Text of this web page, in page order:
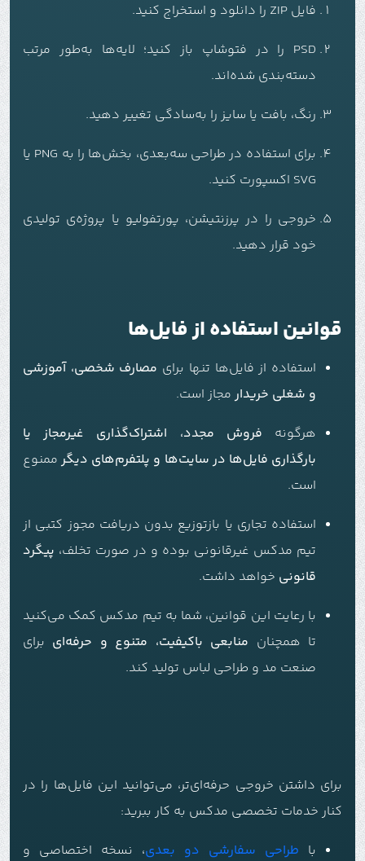
فایل ZIP را دانلود و استخراج کنید.
PSD را در فتوشاپ باز کنید؛ لایه‌ها به‌طور مرتب
دسته‌بندی شده‌اند.
رنگ، بافت یا سایز را به‌سادگی تغییر دهید.
برای استفاده در طراحی سه‌بعدی، بخش‌ها را به PNG یا
SVG اکسپورت کنید.
خروجی را در پرزنتیشن، پورتفولیو یا پروژه‌ی تولیدی
خود قرار دهید.
قوانین استفاده از فایل‌ها
استفاده از فایل‌ها تنها برای مصارف شخصی، آموزشی
و شغلی خریدار مجاز است.
هرگونه فروش مجدد، اشتراک‌گذاری غیرمجاز یا
بارگذاری فایل‌ها در سایت‌ها و پلتفرم‌های دیگرممنوع
است.
استفاده تجاری یا بازتوزیع بدون دریافت مجوز کتبی از
تیم مدکس غیرقانونی بوده و در صورت تخلف، پیگرد
قانونی خواهد داشت.
با رعایت این قوانین، شما به تیم مدکس کمک می‌کنید
تا همچنان منابعی باکیفیت، متنوع و حرفه‌ای برای
صنعت مد و طراحی لباس تولید کند.
برای داشتن خروجی حرفه‌ای‌تر، می‌توانید این فایل‌ها را در
کنار خدمات تخصصی مدکس به کار ببرید:
با طراحی سفارشی دو بعدی، نسخه اختصاصی و